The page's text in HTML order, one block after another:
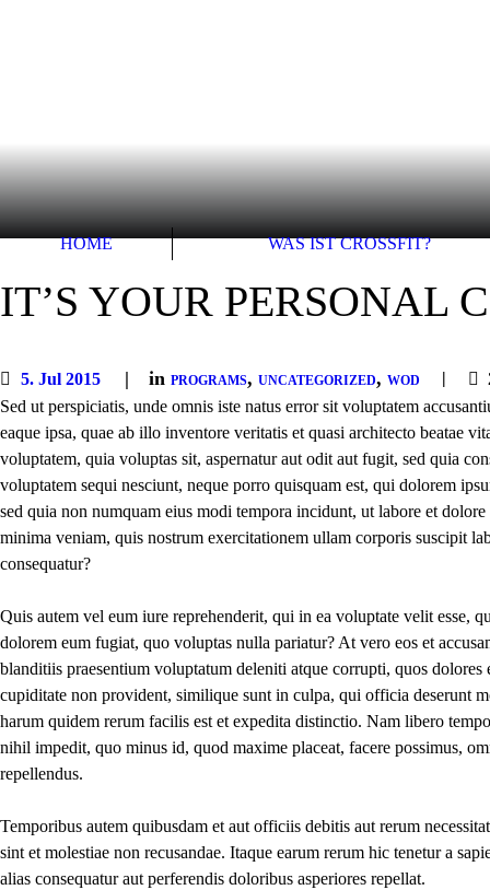
HOME WAS IST CROSSFIT?
IT’S YOUR PERSONAL
5. Jul 2015 in PROGRAMS, UNCATEGORIZED, WOD
Sed ut perspiciatis, unde omnis iste natus error sit voluptatem
eaque ipsa, quae ab illo inventore veritatis et quasi architecto beatae
voluptatem, quia voluptas sit, aspernatur aut odit aut fugit, sed quia
voluptatem sequi nesciunt, neque porro quisquam est, qui dolorem
sed quia non numquam eius modi tempora incidunt, ut labore et
minima veniam, quis nostrum exercitationem ullam corporis suscipit
consequatur?
Quis autem vel eum iure reprehenderit, qui in ea voluptate velit esse,
dolorem eum fugiat, quo voluptas nulla pariatur? At vero eos et
blanditiis praesentium voluptatum deleniti atque corrupti, quos dolores
cupiditate non provident, similique sunt in culpa, qui officia deserunt
harum quidem rerum facilis est et expedita distinctio. Nam libero
nihil impedit, quo minus id, quod maxime placeat, facere possimus,
repellendus.
Temporibus autem quibusdam et aut officiis debitis aut rerum
sint et molestiae non recusandae. Itaque earum rerum hic tenetur a
alias consequatur aut perferendis doloribus asperiores repellat.